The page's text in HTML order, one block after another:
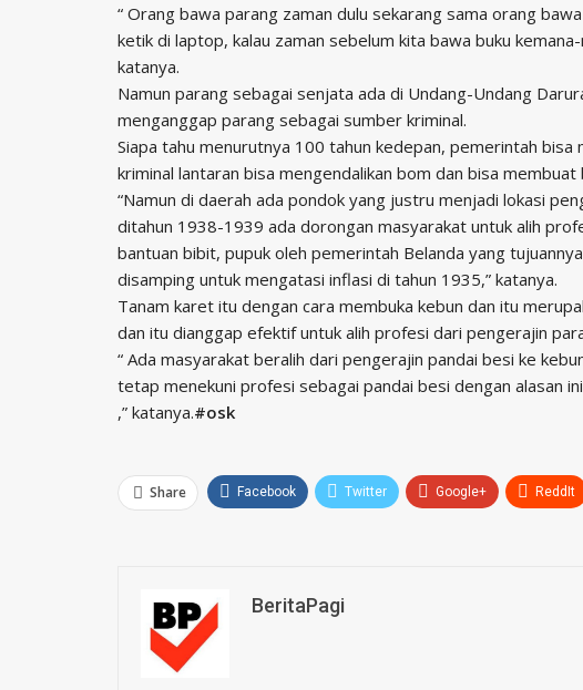
“ Orang bawa parang zaman dulu sekarang sama orang
ketik di laptop, kalau zaman sebelum kita bawa buku
katanya.
Namun parang sebagai senjata ada di Undang-Undang
menganggap parang sebagai sumber kriminal.
Siapa tahu menurutnya 100 tahun kedepan, pemerintah
kriminal lantaran bisa mengendalikan bom dan bisa
“Namun di daerah ada pondok yang justru menjadi lokasi
ditahun 1938-1939 ada dorongan masyarakat untuk alih
bantuan bibit, pupuk oleh pemerintah Belanda yang
disamping untuk mengatasi inflasi di tahun 1935,” katanya.
Tanam karet itu dengan cara membuka kebun dan itu
dan itu dianggap efektif untuk alih profesi dari pengerajin
“ Ada masyarakat beralih dari pengerajin pandai besi ke
tetap menekuni profesi sebagai pandai besi dengan alasan
,” katanya.#osk
Share Facebook Twitter Google+ ReddIt
BeritaPagi